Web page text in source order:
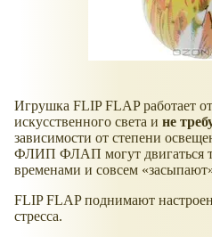
Игрушка FLIP FLAP работает
искусственного света и не
зависимости от степени
ФЛИП ФЛАП могут двигаться
временами и совсем
засыпают
FLIP FLAP поднимают
стресса.